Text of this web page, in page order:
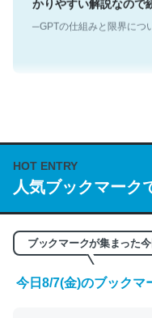
─GPTの仕組みと限界につ
説してる記事が少ない
https://
/064121
─GPTの仕組みと限界につ
HOT ENTRY
人気ブックマーク
ブックマークが集まった
今日8/7(金)のブックマ